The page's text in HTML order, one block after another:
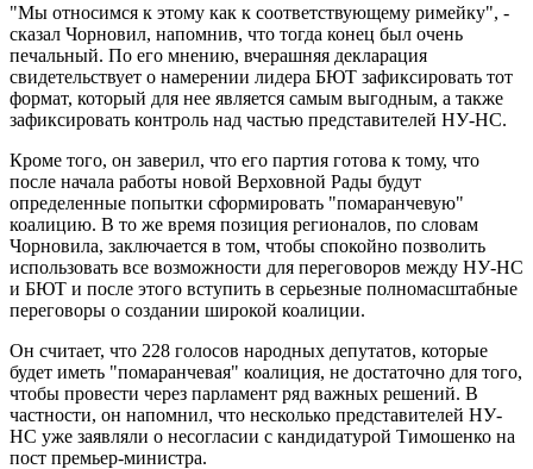
"Мы относимся к этому как к соответствующему римейку", -
сказал Чорновил, напомнив, что тогда конец был очень
печальный. По его мнению, вчерашняя декларация
свидетельствует о намерении лидера БЮТ зафиксировать тот
формат, который для нее является самым выгодным, а также
зафиксировать контроль над частью представителей НУ-НС.
Кроме того, он заверил, что его партия готова к тому, что
после начала работы новой Верховной Рады будут
определенные попытки сформировать "помаранчевую"
коалицию. В то же время позиция регионалов, по словам
Чорновила, заключается в том, чтобы спокойно позволить
использовать все возможности для переговоров между НУ-НС
и БЮТ и после этого вступить в серьезные полномасштабные
переговоры о создании широкой коалиции.
Он считает, что 228 голосов народных депутатов, которые
будет иметь "помаранчевая" коалиция, не достаточно для того,
чтобы провести через парламент ряд важных решений. В
частности, он напомнил, что несколько представителей НУ-
НС уже заявляли о несогласии с кандидатурой Тимошенко на
пост премьер-министра.